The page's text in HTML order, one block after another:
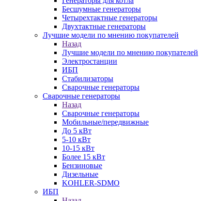
Бесшумные генераторы
Четырехтактные генераторы
Двухтактные генераторы
Лучшие модели по мнению покупателей
Назад
Лучшие модели по мнению покупателей
Электростанции
ИБП
Стабилизаторы
Сварочные генераторы
Сварочные генераторы
Назад
Сварочные генераторы
Мобильные/передвижные
До 5 кВт
5-10 кВт
10-15 кВт
Более 15 кВт
Бензиновые
Дизельные
KOHLER-SDMO
ИБП